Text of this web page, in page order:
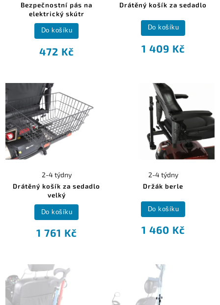
Bezpečnostní pás na
elektrický skútr
472 Kč
Do košíku
Drátěný košík za sedadlo
1 409 Kč
Do košíku
Drátěný košík za sedadlo
velký
2-4 týdny
1 761 Kč
Do košíku
Držák berle
2-4 týdny
1 460 Kč
Do košíku